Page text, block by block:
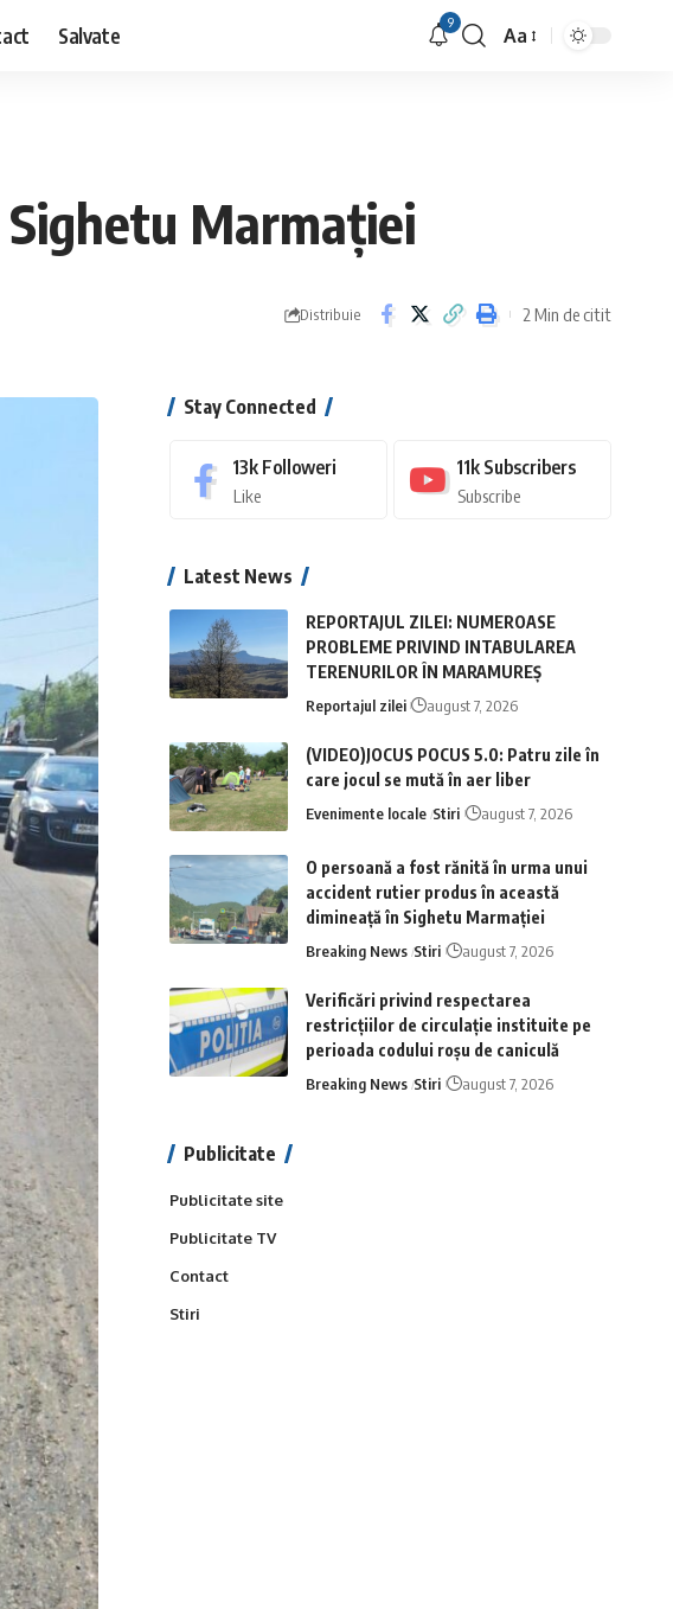
Salvate 9
Font
Aa
Marmației
Distribuie 2 Min de citit
Stay Connected
13k Followeri
Like
11k Subscribers
Subscribe
Latest News
REPORTAJUL ZILEI: NUMEROASE
PROBLEME PRIVIND INTABULAREA
TERENURILOR ÎN MARAMUREȘ
Reportajul zilei august 7, 2026
(VIDEO)JOCUS POCUS 5.0: Patru zile în
care jocul se mută în aer liber
Evenimente locale Stiri august 7, 2026
O persoană a fost rănită în urma unui
accident rutier produs în această
dimineață în Sighetu Marmației
Breaking News Stiri august 7, 2026
Verificări privind respectarea
restricțiilor de circulație instituite pe
perioada codului roșu de caniculă
Breaking News Stiri august 7, 2026
Publicitate
Publicitate site
Publicitate TV
Contact
Stiri